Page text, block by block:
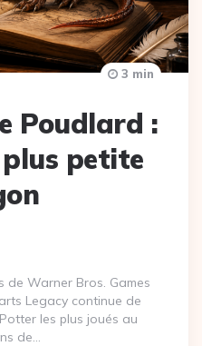
Poudlard :
petite
3 min
de Warner Bros. Games
Legacy continue de
les plus joués au
de…